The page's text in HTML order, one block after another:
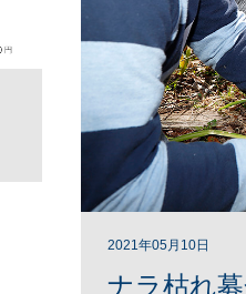
2021年05月10日
ナラ枯れ